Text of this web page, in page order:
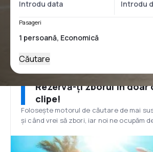
Pasageri
Căutare
Rezervă-ți zborul în doar
clipe!
Folosește motorul de căutare de mai
și când vrei să zbori, iar noi ne ocupăm